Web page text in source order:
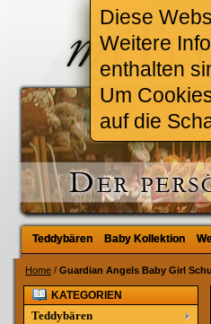
Teddybären Baby Kollektion
Teddybären Baby Kollektion
Home / Guardian Angels Baby Girl
KATEGORIEN
Teddybären
Diese
Weitere
enthalten
Um
auf die